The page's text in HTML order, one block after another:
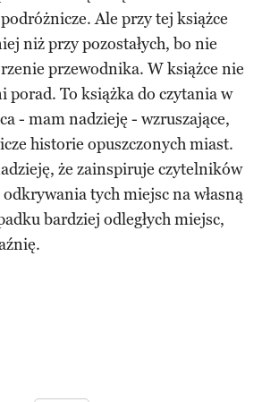
Ale przy tej książce
niż przy pozostałych, bo nie
przewodnika. W książce nie
porad. To książka do czytania w
- mam nadzieję - wzruszające,
historie opuszczonych miast.
że zainspiruje czytelników
tych miejsc na własną
bardziej odległych miejsc,